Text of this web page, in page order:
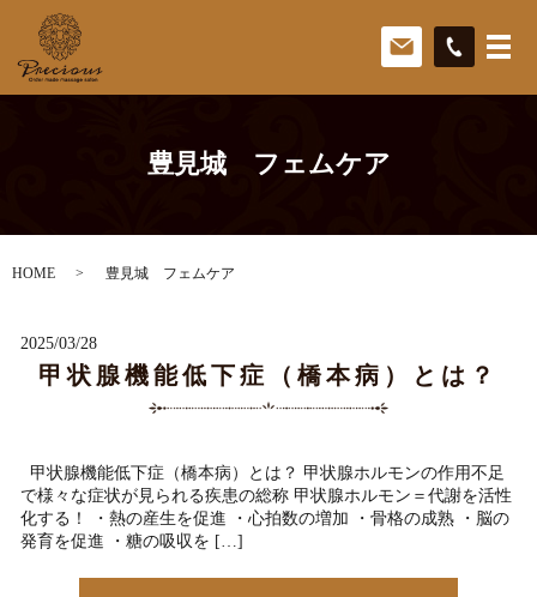
豊見城 フェムケア
HOME 豊見城 フェムケア
2025/03/28
甲状腺機能低下症（橋本病）とは？
甲状腺機能低下症（橋本病）とは？ 甲状腺ホルモンの作用不足
で様々な症状が見られる疾患の総称 甲状腺ホルモン＝代謝を活性
化する！ ・熱の産生を促進 ・心拍数の増加 ・骨格の成熟 ・脳の
発育を促進 ・糖の吸収を […]